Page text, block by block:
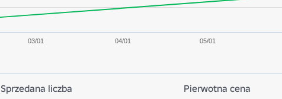
03/01 04/01 05/01
Sprzedana liczba Pierwotna cena